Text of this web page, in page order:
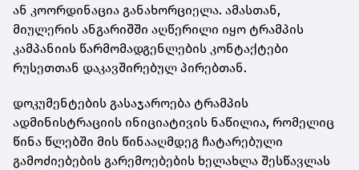
ან კოორდინაცია განახორციელა. ამასთან,
მიულერის ანგარიშში აღწერილი იყო ტრამპის
კამპანიის წარმომადგენლების კონტაქტები
რუსეთთან დაკავშირებულ პირებთან.
დოკუმენტების გასაჯაროება ტრამპის
ადმინისტრაციის ინიციატივის ნაწილია, რომელიც
წინა წლებში მის წინააღმდეგ ჩატარებული
გამოძიებების გარემოებების ხელახლა შესწავლას